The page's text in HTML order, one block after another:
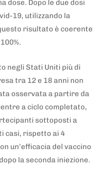
dose. Dopo le due dosi
19, utilizzando la
risultato è coerente
negli Stati Uniti più di
tra 12 e 18 anni non
osservata a partire da
a ciclo completato,
sottoposti a
casi, rispetto ai 4
un’efficacia del vaccino
la seconda iniezione.